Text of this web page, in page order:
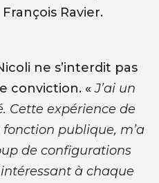
Ravier.
ne s’interdit pas
conviction. «J’ai un
Cette expérience de
publique, m’a
de configurations
à chaque